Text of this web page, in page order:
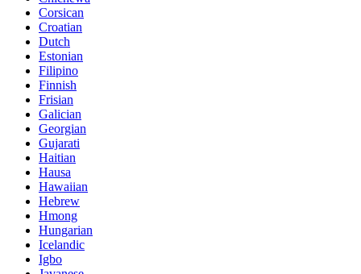
Corsican
Croatian
Dutch
Estonian
Filipino
Finnish
Frisian
Galician
Georgian
Gujarati
Haitian
Hausa
Hawaiian
Hebrew
Hmong
Hungarian
Icelandic
Igbo